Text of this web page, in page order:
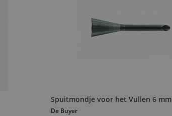
Spuitmondje voor het Vullen 6 mm
De Buyer